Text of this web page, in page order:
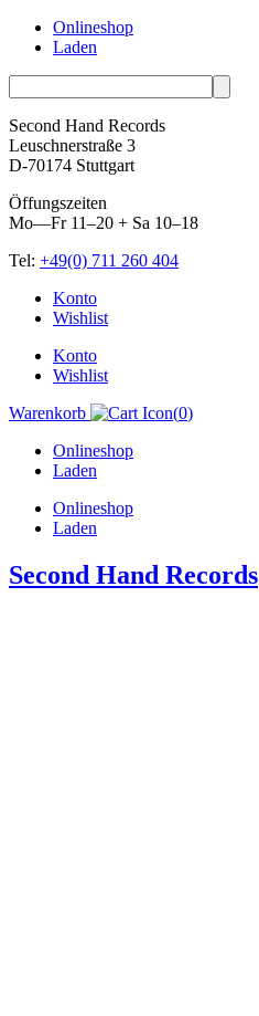
Onlineshop
Laden
Second Hand Records
Leuschnerstraße 3
D-70174 Stuttgart
Öffungszeiten
Mo—Fr 11–20 + Sa 10–18
Tel: +49(0) 711 260 404
Skip
Konto
Wishlist
Konto
Wishlist
Warenkorb
(0)
Onlineshop
Laden
Onlineshop
Laden
Second Hand Records